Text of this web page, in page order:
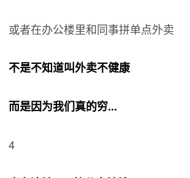
或者在办公楼里和同事拼单点外卖
不是不知道叫外卖不健康
而是因为我们真的穷...
4